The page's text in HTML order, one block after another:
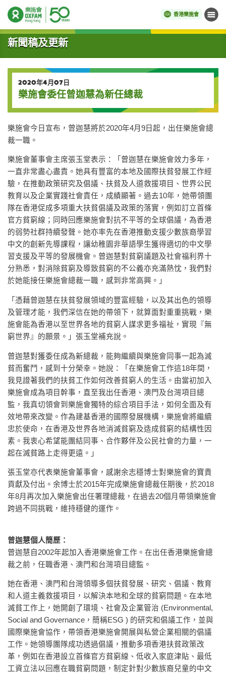
香港樂施會 目錄
開始主要內容
新聞稿及更新
2020年4月07日
樂施會委任曾迦慧為新任總裁
樂施會今日宣布，曾迦慧將於2020年4月9日起，出任樂施會總
裁一職。
樂施會董事會主席張玉堂表示：「曾迦慧在樂施會效力多年，
一直非常盡心盡責。她具有豐富的本地及國際扶貧發展工作經
驗，在推動政策研究及倡議、扶貧及人道救援項目、世界公民
教育以及企業實踐社會責任，成績顯著。過去10年，她帶領團
隊在香港促成多項重大扶貧倡議及政策的落實，例如訂立首條
官方貧窮線；同時回應樂施會對抗不平等的全球倡議，為香港
的弱勢社群持續發聲。她亦率先在香港推動支援少數族裔學習
中文的創新先導課程，讓幼稚園非華語學生獲得適切的中文學
習支援及平等的發展機會。曾迦慧對貧窮議題及社會福利界十
分熟悉，對消除貧窮及導致貧窮的不公義亦充滿熱忱，我們對
於她能接任樂施會總裁一職，感到非常高興。」
「憑藉曾迦慧在扶貧發展領域的豐富經驗，以及其出色的領導
及管理才能，我們深信在她的帶領下，就算面對重重挑戰，樂
施會能為香港以至世界各地的貧窮人謀求更多福祉，實現『無
窮世界』的願景。」張玉堂補充說。
曾迦慧對獲委任成為新總裁，能夠繼續與樂施會同事一起為滅
貧而奮鬥，感到十分榮幸。她說：「在樂施會工作這18年間，
我見證著我們的扶貧工作如何改善貧窮人的生活。由當初加入
樂施會成為項目幹事，直至我出任香港、澳門及台灣項目總
監，我真切領會到樂施會獨特的綜合項目手法，如何全面及有
效地帶來改變。作為建基香港的國際發展機構，樂施會將繼續
忠於使命，在香港及世界各地消滅貧窮及造成貧窮的結構性因
素。我衷心希望能團結同事、合作夥伴及公民社會的力量，一
起在滅貧路上走得更遠。」
張玉堂亦代表樂施會董事會，感謝余志穩博士對樂施會的寶貴
貢獻及付出。余博士於2015年完成樂施會總裁任期後，於2018
年8月再次加入樂施會出任署理總裁，在過去20個月帶領樂施會
跨過不同挑戰，維持穩健的運作。
曾迦慧個人簡歷：
曾迦慧自2002年起加入香港樂施會工作。在出任香港樂施會總
裁之前，任職香港、澳門和台灣項目總監。
她在香港、澳門和台灣領導多個扶貧發展、研究、倡議、教育
和人道主義救援項目，以解決本地和全球的貧窮問題。在本地
滅貧工作上，她開創了環境、社會及企業管治 (Environmental,
Social and Governance，簡稱ESG ) 的研究和倡議工作，並與
國際樂施會協作，帶領香港樂施會開展與私營企業相關的倡議
工作。她領導團隊成功透過倡議，推動多項香港扶貧政策改
革，例如在香港設立首條官方貧窮線、低收入家庭津貼、最低
工資立法以回應在職貧窮問題，制定針對少數族裔兒童的中文